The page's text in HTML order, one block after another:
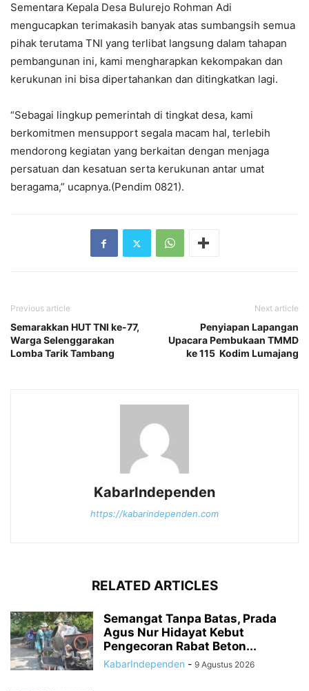
Sementara Kepala Desa Bulurejo Rohman Adi
mengucapkan terimakasih banyak atas sumbangsih semua
pihak terutama TNI yang terlibat langsung dalam tahapan
pembangunan ini, kami mengharapkan kekompakan dan
kerukunan ini bisa dipertahankan dan ditingkatkan lagi.
“Sebagai lingkup pemerintah di tingkat desa, kami
berkomitmen mensupport segala macam hal, terlebih
mendorong kegiatan yang berkaitan dengan menjaga
persatuan dan kesatuan serta kerukunan antar umat
beragama,” ucapnya.(Pendim 0821).
Previous article
Semarakkan HUT TNI ke-77,
Warga Selenggarakan
Lomba Tarik Tambang
Next article
Penyiapan Lapangan
Upacara Pembukaan TMMD
ke 115 Kodim Lumajang
KabarIndependen
https://kabarindependen.com
RELATED ARTICLES
Semangat Tanpa Batas, Prada
Agus Nur Hidayat Kebut
Pengecoran Rabat Beton...
KabarIndependen - 9 Agustus 2026